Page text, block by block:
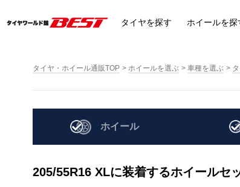
タイヤを探す ホイールを探
タイヤ・ホイール通販TOP ホイールを選ぶ 車種を選ぶ
ホイール
205/55R16 XLに装着するホイールセ